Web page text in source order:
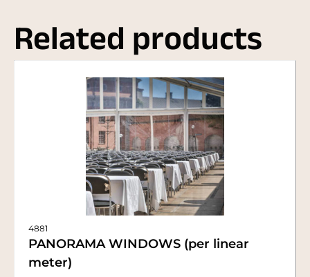
Related products
4881
PANORAMA WINDOWS (per linear
meter)